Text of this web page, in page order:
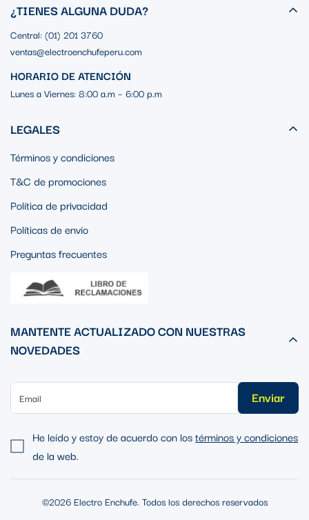
¿TIENES ALGUNA DUDA?
Central: (01) 201 3760
ventas@electroenchufeperu.com
HORARIO DE ATENCIÓN
Lunes a Viernes: 8:00 a.m – 6:00 p.m
LEGALES
Términos y condiciones
T&C de promociones
Política de privacidad
Políticas de envío
Preguntas frecuentes
MANTENTE ACTUALIZADO CON NUESTRAS
NOVEDADES
Enviar
He leído y estoy de acuerdo con lostérminos y condiciones
de la web.
©2026 Electro Enchufe. Todos los derechos reservados